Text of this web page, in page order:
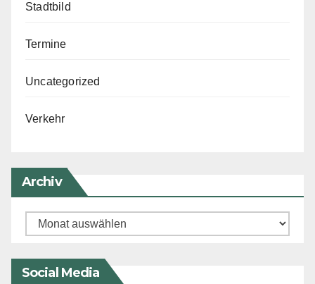
Stadtbild
Termine
Uncategorized
Verkehr
Archiv
Archiv
Social Media